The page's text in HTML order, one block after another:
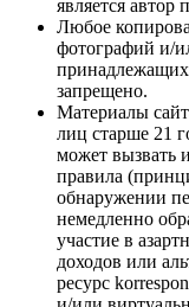
является автор
Любое
фотографий и/
принадлежащих
запрещено.
Материалы
лиц старше 21
может вызвать
правила
обнаружении
немедленно
участие в
доходов или
ресурс